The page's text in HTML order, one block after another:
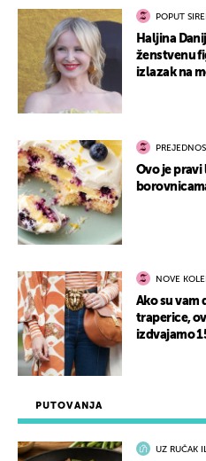
PUTOVANJA
UZ RUČAK
POPUT
Haljina
ženstvenu
izlazak na
Ovo je
NOVE
Ako su vam
traperice,
izdvajamo